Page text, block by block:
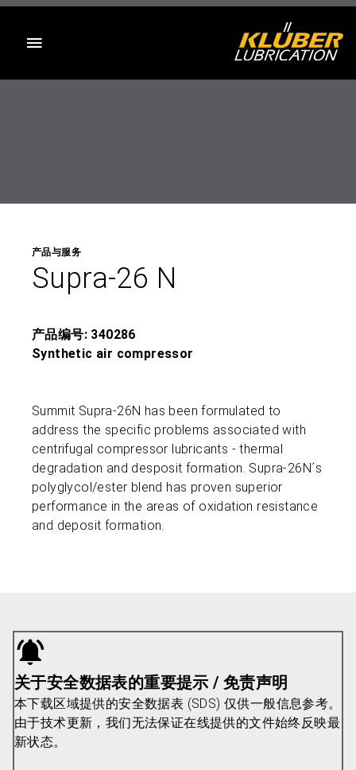
产品与服务
Supra-26 N
产品编号: 340286
Synthetic air compressor
Summit Supra-26N has been formulated to
address the specific problems associated with
centrifugal compressor lubricants - thermal
degradation and desposit formation. Supra-26N´s
polyglycol/ester blend has proven superior
performance in the areas of oxidation resistance
and deposit formation.
关于安全数据表的重要提示 / 免责声明
本下载区域提供的安全数据表 (SDS) 仅供一般信息参考。
由于技术更新，我们无法保证在线提供的文件始终反映最
新状态。